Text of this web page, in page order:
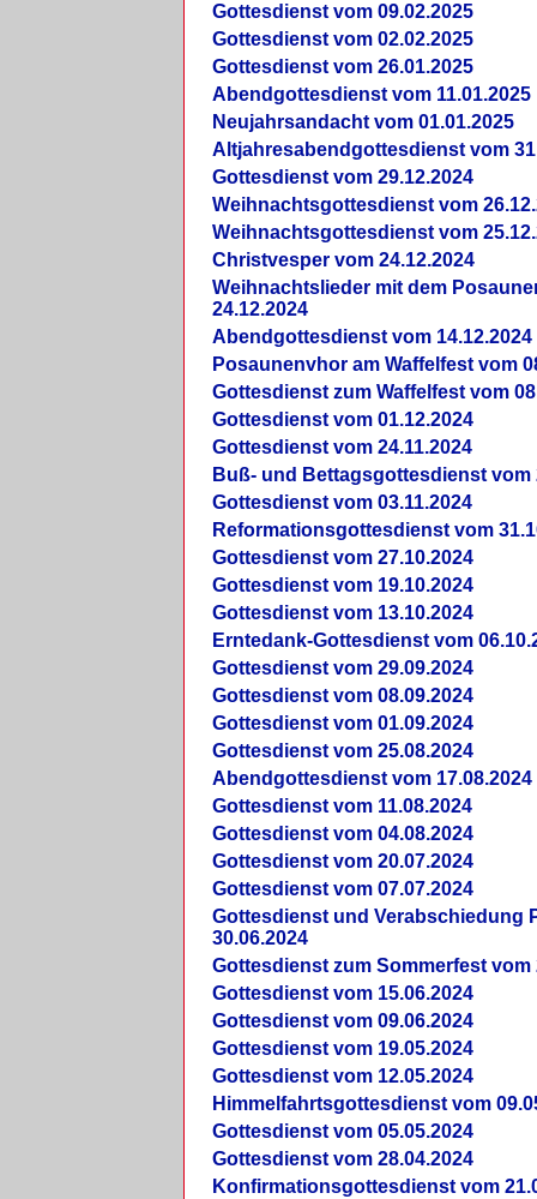
Gottesdienst vom 09.02.2025
Gottesdienst vom 02.02.2025
Gottesdienst vom 26.01.2025
Abendgottesdienst vom 11.01.2025
Neujahrsandacht vom 01.01.2025
Altjahresabendgottesdienst vom
Gottesdienst vom 29.12.2024
Weihnachtsgottesdienst vom
Weihnachtsgottesdienst vom
Christvesper vom 24.12.2024
Weihnachtslieder mit dem
24.12.2024
Abendgottesdienst vom 14.12.2024
Posaunenvhor am Waffelfest vom
Gottesdienst zum Waffelfest vom
Gottesdienst vom 01.12.2024
Gottesdienst vom 24.11.2024
Buß- und Bettagsgottesdienst vom
Gottesdienst vom 03.11.2024
Reformationsgottesdienst vom
Gottesdienst vom 27.10.2024
Gottesdienst vom 19.10.2024
Gottesdienst vom 13.10.2024
Erntedank-Gottesdienst vom
Gottesdienst vom 29.09.2024
Gottesdienst vom 08.09.2024
Gottesdienst vom 01.09.2024
Gottesdienst vom 25.08.2024
Abendgottesdienst vom 17.08.2024
Gottesdienst vom 11.08.2024
Gottesdienst vom 04.08.2024
Gottesdienst vom 20.07.2024
Gottesdienst vom 07.07.2024
Gottesdienst und Verabschiedung
30.06.2024
Gottesdienst zum Sommerfest vom
Gottesdienst vom 15.06.2024
Gottesdienst vom 09.06.2024
Gottesdienst vom 19.05.2024
Gottesdienst vom 12.05.2024
Himmelfahrtsgottesdienst vom
Gottesdienst vom 05.05.2024
Gottesdienst vom 28.04.2024
Konfirmationsgottesdienst vom